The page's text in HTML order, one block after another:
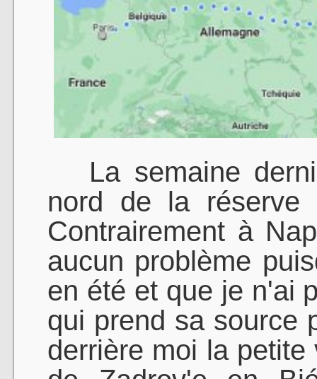
La semaine
nord de la réserve
Contrairement à
aucun problème
en été et que je n'ai
qui prend sa source
derrière moi la